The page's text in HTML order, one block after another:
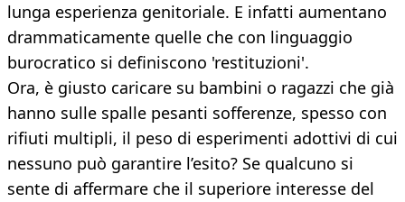
lunga esperienza genitoriale. E infatti aumentano
drammaticamente quelle che con linguaggio
burocratico si definiscono 'restituzioni'.
Ora, è giusto caricare su bambini o ragazzi che già
hanno sulle spalle pesanti sofferenze, spesso con
rifiuti multipli, il peso di esperimenti adottivi di cui
nessuno può garantire l’esito? Se qualcuno si
sente di affermare che il superiore interesse del